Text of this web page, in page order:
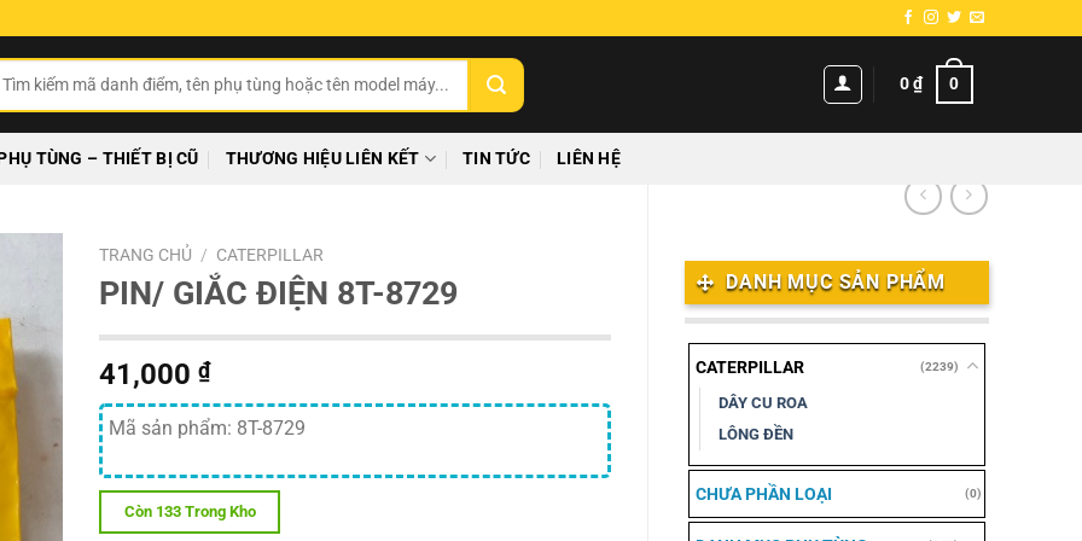
0₫ 0
TÙNG – THIẾT BỊ CŨ THƯƠNG HIỆU LIÊN KẾT TIN TỨC LIÊN HỆ
DANH MỤC SẢN PHẨM
CATERPILLAR (2239)
DÂY CU ROA
LÔNG ĐỀN
CHƯA PHẦN LOẠI (0)
TRANG CHỦ / CATERPILLAR
PIN/ GIẮC ĐIỆN 8T-8729
41,000₫
Mã sản phẩm: 8T-8729
Còn 133 Trong Kho